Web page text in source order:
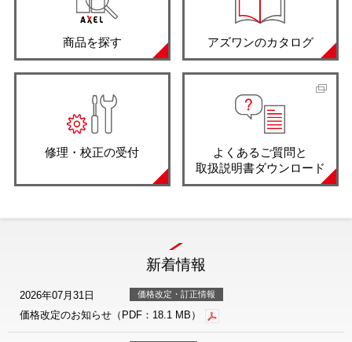
商品を探す アズワンのカタログ
修理・校正の受付
よくあるご質問と
取扱説明書ダウンロード
新着情報
2026年07月31日 価格改定・訂正情報
価格改定のお知らせ（PDF：18.1 MB）